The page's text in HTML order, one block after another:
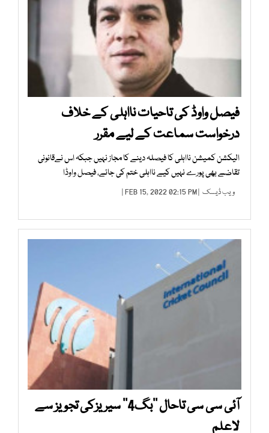
فیصل واوڈ کی تاحیات نااہلی کے خلاف
درخواست سماعت کے لیے مقرر
الیکشن کمیشن نااہلی کا فیصلہ دینے کا مجاز نہیں جبکہ اس نےقانونی
تقاضے بھی پورے نہیں کیے نااہلی ختم کی جائے، فیصل واوڈا
ویب ڈیسک | FEB 15, 2022 02:15 PM |
آئی سی سی تاحال ’’بگ4‘‘ سیریزکی تجویز سے
لاعلم